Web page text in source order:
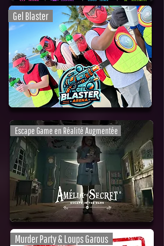
Gel Blaster
Escape Game en Réalité Augmentée
Murder Party & Loups Garous